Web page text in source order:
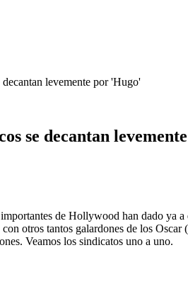
levemente por 'Hugo'
se decantan
de Hollywood han dado ya
con otros tantos galardones de los
Veamos los sindicatos uno a uno.